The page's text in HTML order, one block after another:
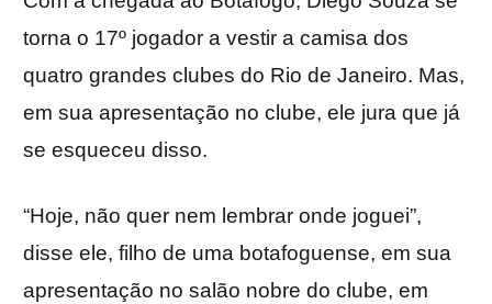
torna o 17º jogador a vestir a camisa dos
quatro grandes clubes do Rio de Janeiro. Mas,
em sua apresentação no clube, ele jura que já
se esqueceu disso.
“Hoje, não quer nem lembrar onde joguei”,
disse ele, filho de uma botafoguense, em sua
apresentação no salão nobre do clube, em